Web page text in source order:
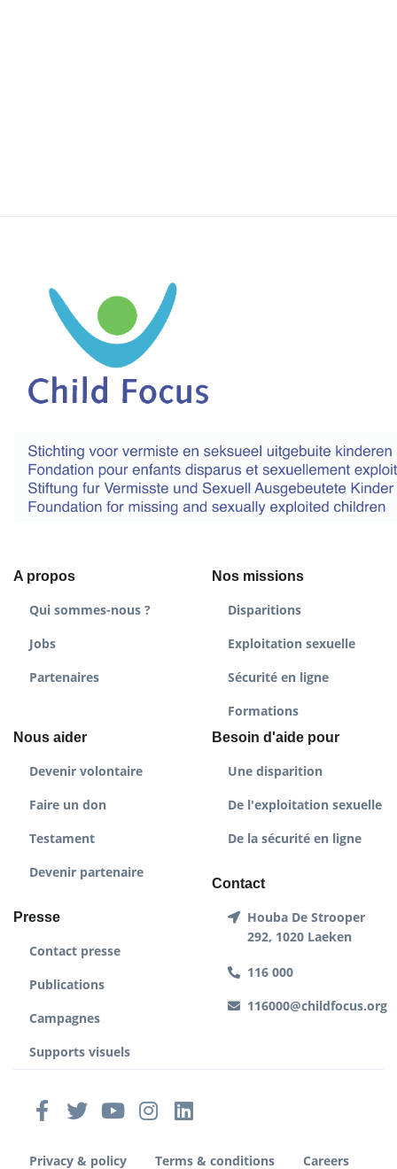
A propos
Qui sommes-nous ?
Jobs
Partenaires
Nos missions
Disparitions
Exploitation sexuelle
Sécurité en ligne
Formations
Nous aider
Devenir volontaire
Faire un don
Testament
Devenir partenaire
Presse
Contact presse
Publications
Campagnes
Supports visuels
Besoin d'aide pour
Une disparition
De l'exploitation sexuelle
De la sécurité en ligne
Contact
Houba De Strooper
292, 1020 Laeken
116 000
116000@childfocus.org
Privacy & policy Terms & conditions Careers